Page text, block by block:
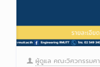
ผู้ดูแล คณะวิศวกรรมศ